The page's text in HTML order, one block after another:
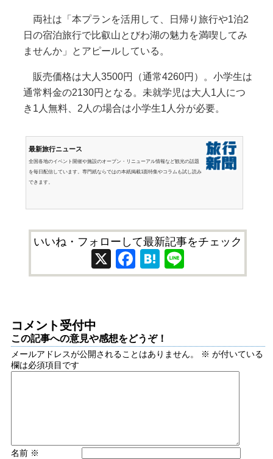
両社は「本プランを活用して、日帰り旅行や1泊2
日の宿泊旅行で比叡山とびわ湖の魅力を満喫してみ
ませんか」とアピールしている。
販売価格は大人3500円（通常4260円）。小学生は
通常料金の2130円となる。未就学児は大人1人につ
き1人無料、2人の場合は小学生1人分が必要。
最新旅行ニュース
全国各地のイベント開催や施設のオープン・リニューアル情報など観光の話題
を毎日配信しています。専門紙ならではの本紙掲載1面特集やコラムも試し読み
できます。
いいね・フォローして最新記事をチェック
X Facebook
Hatena
コメント受付中
この記事への意見や感想をどうぞ！
メールアドレスが公開されることはありません。 ※ が付いている
欄は必須項目です
名前 ※